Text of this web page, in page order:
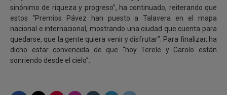
sinónimo de riqueza y progreso”, ha continuado, reiterando que
estos “Premios Pávez han puesto a Talavera en el mapa
nacional e internacional, mostrando una ciudad que cuenta para
quedarse, que la gente quiera venir y disfrutar”. Para finalizar, ha
dicho estar convencida de que “hoy Terele y Carolo están
sonriendo desde el cielo”.